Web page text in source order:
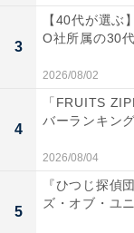
3
【40代が選ぶ
O社所属の30
2026/08/02
4
「FRUITS
バーランキン
2026/08/04
5
『ひつじ探偵
ズ・オブ・ユ